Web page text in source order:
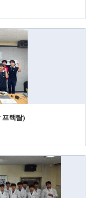
프랙탈)